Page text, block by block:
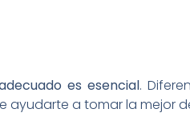
es esencial.
ayudarte a tomar la mejor